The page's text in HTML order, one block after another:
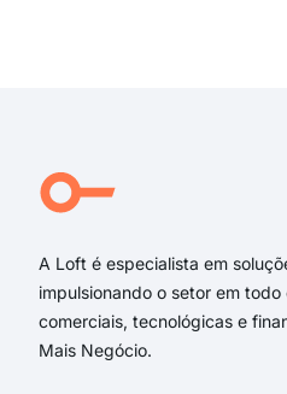
A Loft é especialista em
impulsionando o setor em todo
comerciais, tecnológicas e
Mais Negócio.